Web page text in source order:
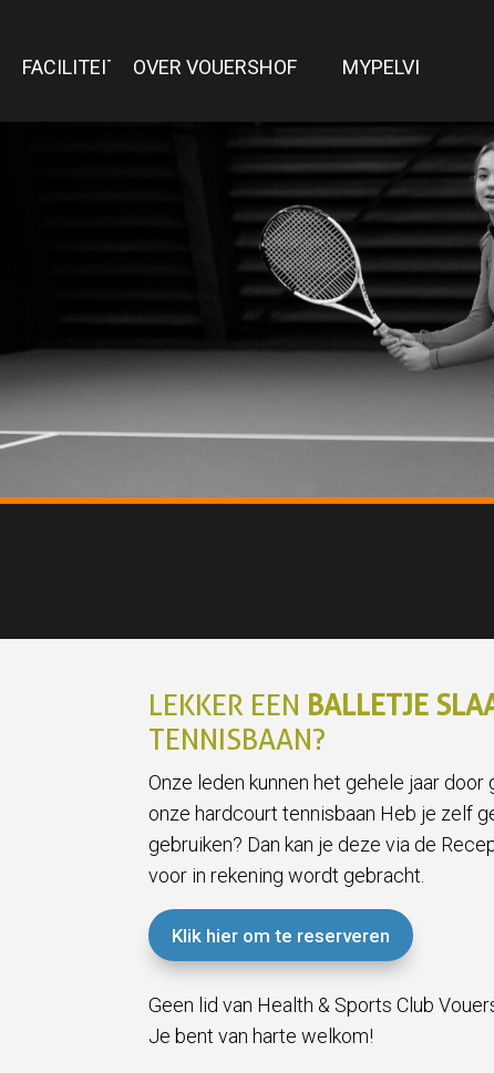
FACILITEITENOVER VOUERSHOF MYPELVI
LEKKER EEN BALLETJE
TENNISBAAN?
Onze leden kunnen het gehele jaar
onze hardcourt tennisbaan Heb je zelf
gebruiken? Dan kan je deze via de
voor in rekening wordt gebracht.
Klik hier om te reserveren
Geen lid van Health & Sports Club
Je bent van harte welkom!